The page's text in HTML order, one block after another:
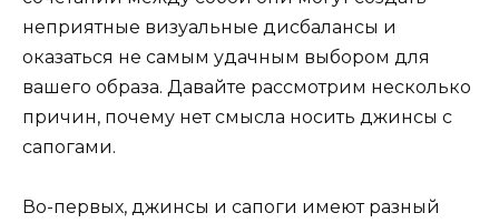
неприятные визуальные дисбалансы и
оказаться не самым удачным выбором для
вашего образа. Давайте рассмотрим несколько
причин, почему нет смысла носить джинсы с
сапогами.
Во-первых, джинсы и сапоги имеют разный